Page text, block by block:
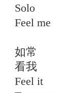
Solo
Feel me
如常
看我
Feel it